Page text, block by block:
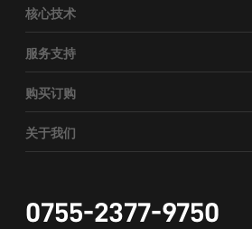
核心技术
服务支持
购买订购
关于我们
0755-2377-9750